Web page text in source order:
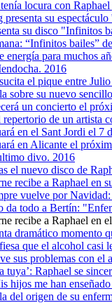
locura con
su
su disco "Infinitos
“Infinitos bailes”
energía para muchos
2016
el pique entre
sobre su nuevo
un concierto el
repertorio de un artista
en el Sant Jordi el 7
en Alicante el
divo. 2016
el nuevo disco de
recibe a Raphael en
vuelve por
da todo a Bertín:
recibe a Raphael en
dramático momento
que el alcohol casi
sus problemas con el
tuya’: Raphael se
hijos me han
del origen de su